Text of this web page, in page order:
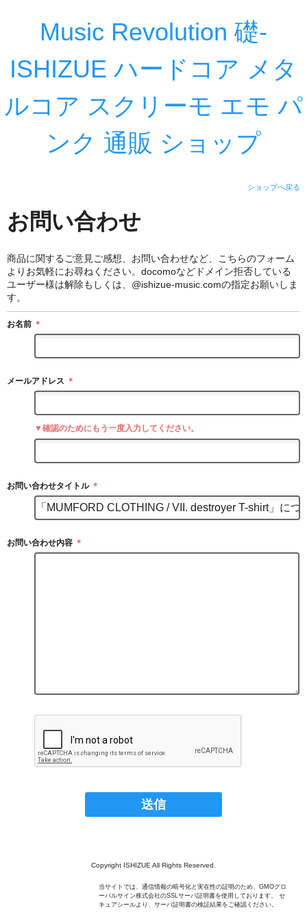
Music Revolution 礎-
ISHIZUE ハードコア メタ
ルコア スクリーモ エモ パ
ンク 通販 ショップ
ショップへ戻る
お問い合わせ
商品に関するご意見ご感想、お問い合わせなど、こちらのフォーム
よりお気軽にお尋ねください。docomoなどドメイン拒否している
ユーザー様は解除もしくは、@ishizue-music.comの指定お願いしま
す。
お名前 ＊
メールアドレス ＊
▼確認のためにもう一度入力してください。
お問い合わせタイトル ＊
お問い合わせ内容 ＊
Copyright ISHIZUE All Rights Reserved.
当サイトでは、通信情報の暗号化と実在性の証明のため、GMOグロ
ーバルサイン株式会社のSSLサーバ証明書を使用しております。 セ
キュアシールより、サーバ証明書の検証結果をご確認ください。